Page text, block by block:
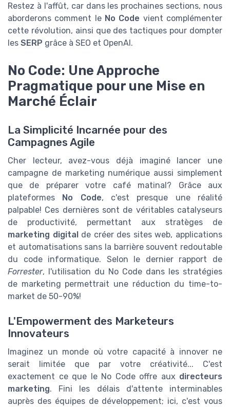
Restez à l'affût, car dans les prochaines sections, nous
aborderons comment le No Code vient complémenter
cette révolution, ainsi que des tactiques pour dompter
les SERP grâce à SEO et OpenAI.
No Code: Une Approche
Pragmatique pour une Mise en
Marché Éclair
La Simplicité Incarnée pour des
Campagnes Agile
Cher lecteur, avez-vous déjà imaginé lancer une
campagne de marketing numérique aussi simplement
que de préparer votre café matinal? Grâce aux
plateformes No Code, c'est presque une réalité
palpable! Ces dernières sont de véritables catalyseurs
de productivité, permettant aux stratèges de
marketing digitalde créer des sites web, applications
et automatisations sans la barrière souvent redoutable
du code informatique. Selon le dernier rapport de
Forrester, l'utilisation du No Code dans les stratégies
de marketing permettrait une réduction du time-to-
market de 50-90%!
L'Empowerment des Marketeurs
Innovateurs
Imaginez un monde où votre capacité à innover ne
serait limitée que par votre créativité... C'est
exactement ce que le No Code offre aux directeurs
marketing. Fini les délais d'attente interminables
auprès des équipes de développement; ici, c'est vous